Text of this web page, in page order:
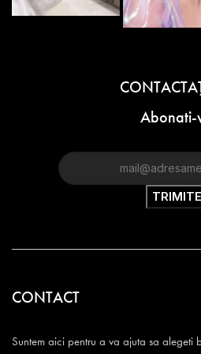
Abonati-
CONTACT
Suntem aici pentru a va ajuta sa alegeti